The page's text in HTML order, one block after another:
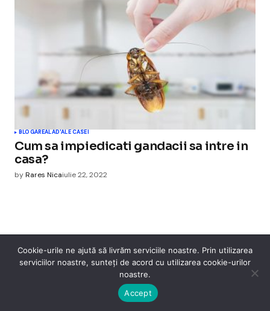
BLOGAREALAD'ALE CASEI
Cum sa impiedicati gandacii sa intre in
casa?
byRares Nicaiulie 22, 2022
Cismigiu Parc
© 2024 CismigiuParc. All Rights Reserved.
ModaSarbatoriTelefoane
Cookie-urile ne ajută să livrăm serviciile noastre. Prin utilizarea
serviciilor noastre, sunteți de acord cu utilizarea cookie-urilor
noastre.
Accept